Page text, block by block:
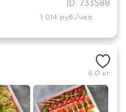
ID: 733588
1 014 руб./чел.
6.0 кг